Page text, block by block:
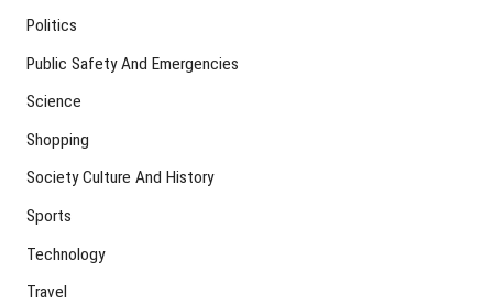
Politics
Public Safety And Emergencies
Science
Shopping
Society Culture And History
Sports
Technology
Travel